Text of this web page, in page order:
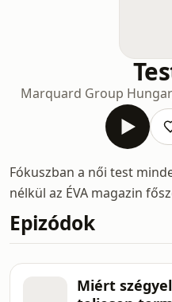
Marquard Group
Fókuszban a női test
nélkül az ÉVA magazin
Epizódok
Miért